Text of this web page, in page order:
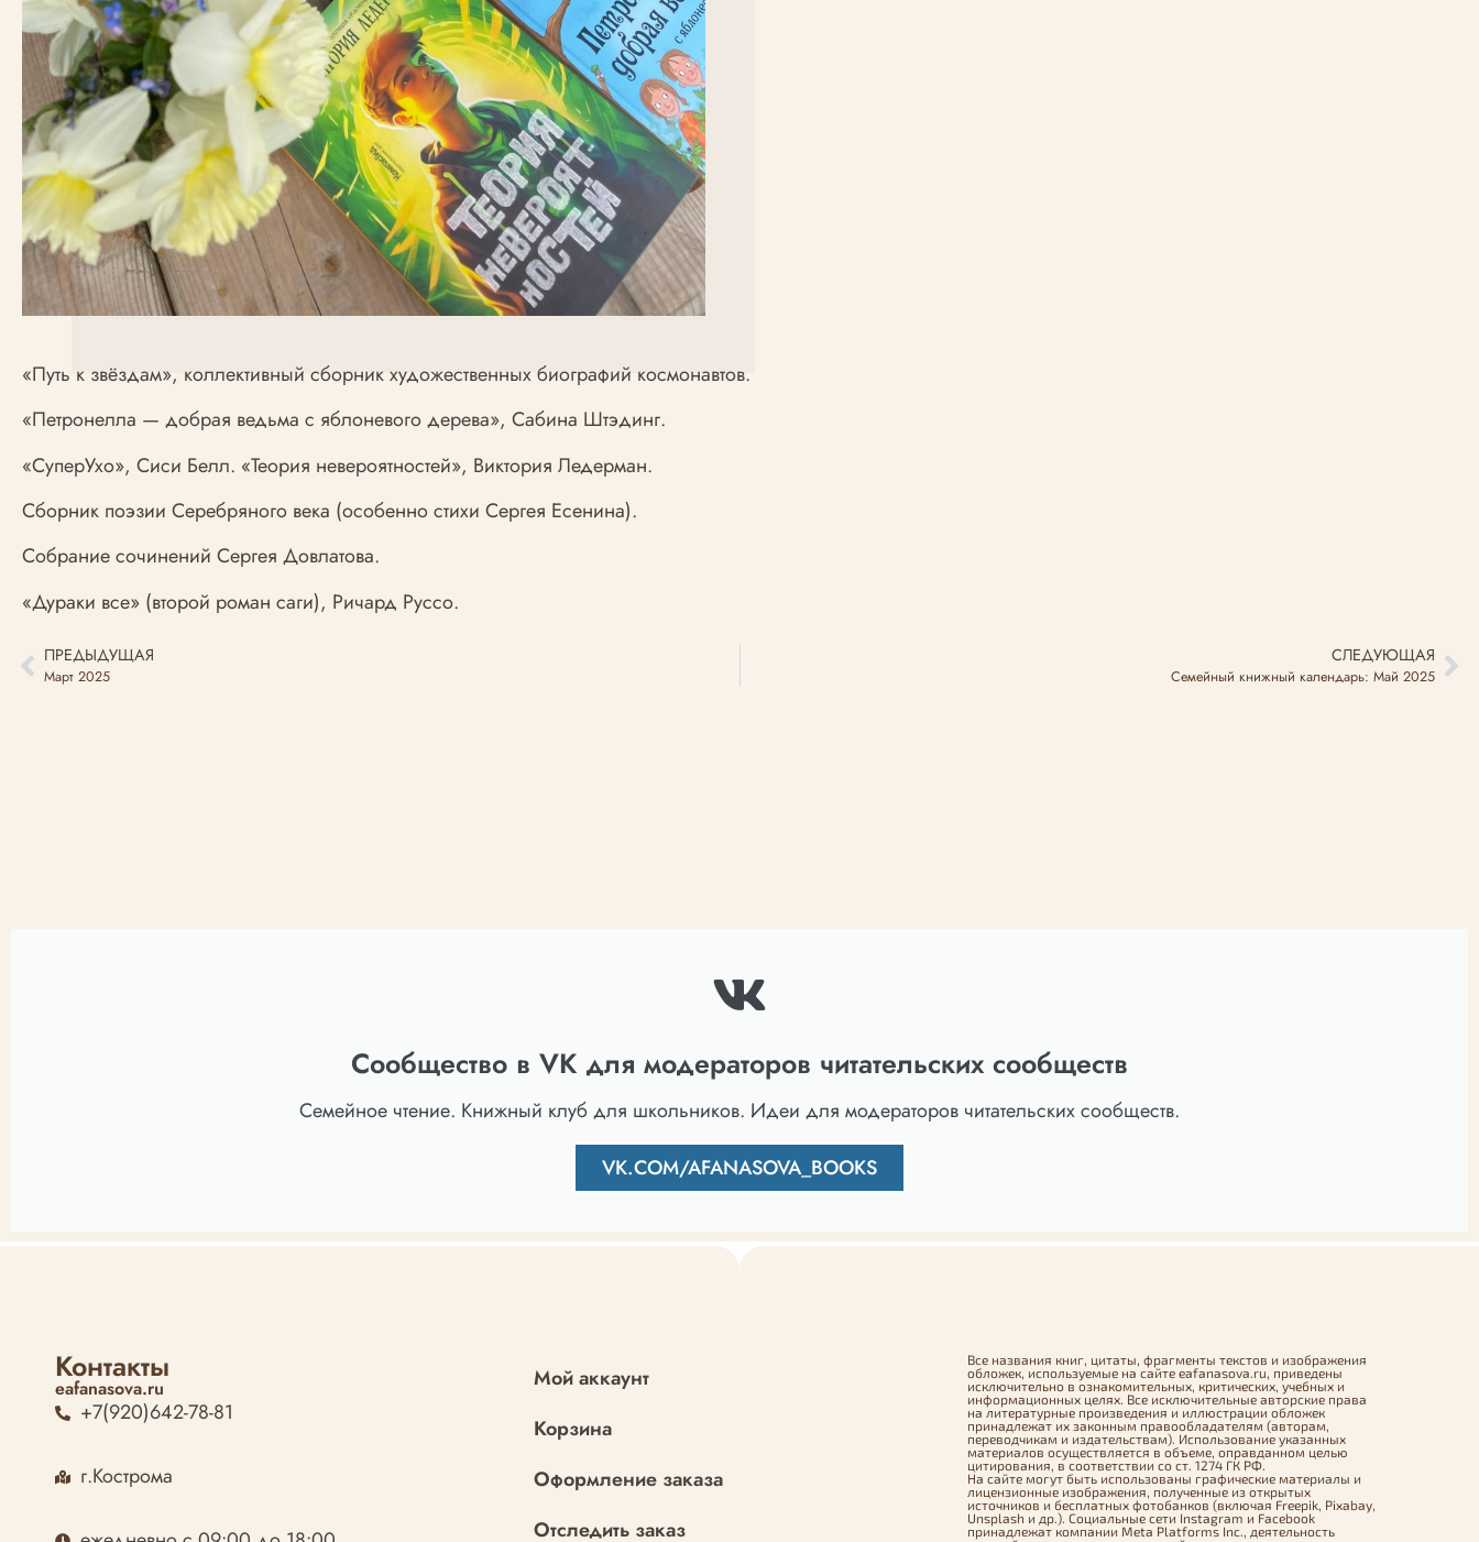
«Путь к звёздам», коллективный сборник художественных биографий космонавтов.
«Петронелла — добрая ведьма с яблоневого дерева», Сабина Штэдинг.
«СуперУхо», Сиси Белл. «Теория невероятностей», Виктория Ледерман.
Сборник поэзии Серебряного века (особенно стихи Сергея Есенина).
Собрание сочинений Сергея Довлатова.
«Дураки все» (второй роман саги), Ричард Руссо.
ПРЕДЫДУЩАЯ
Март 2025
СЛЕДУЮЩАЯ
Семейный книжный календарь: Май 2025
Сообщество в VK для модераторов читательских сообществ
Семейное чтение. Книжный клуб для школьников. Идеи для модераторов читательских сообществ.
VK.COM/AFANASOVA_BOOKS
Контакты
eafanasova.ru
+7(920)642-78-81
г.Кострома
Мой аккаунт
Корзина
Оформление заказа
Отследить заказ
Все названия книг, цитаты, фрагменты текстов и изображения
обложек, используемые на сайте eafanasova.ru, приведены
исключительно в ознакомительных, критических, учебных и
информационных целях. Все исключительные авторские права
на литературные произведения и иллюстрации обложек
принадлежат их законным правообладателям (авторам,
переводчикам и издательствам). Использование указанных
материалов осуществляется в объеме, оправданном целью
цитирования, в соответствии со ст. 1274 ГК РФ.
На сайте могут быть использованы графические материалы и
лицензионные изображения, полученные из открытых
источников и бесплатных фотобанков (включая Freepik, Pixabay,
Unsplash и др.). Социальные сети Instagram и Facebook
принадлежат компании Meta Platforms Inc., деятельность